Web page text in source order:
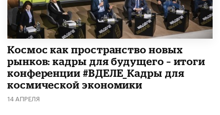
Космос как пространство новых
рынков: кадры для будущего – итоги
конференции #ВДЕЛЕ_Кадры для
космической экономики
14 АПРЕЛЯ